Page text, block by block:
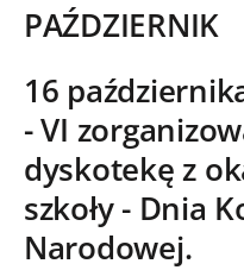
PAŹDZIERNIK
16
- VI
dyskotekę z
szkoły - Dnia
Narodowej.